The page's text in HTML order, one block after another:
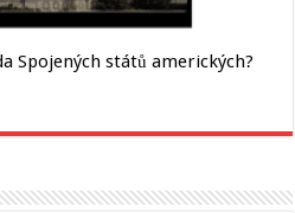
Spojených států amerických?